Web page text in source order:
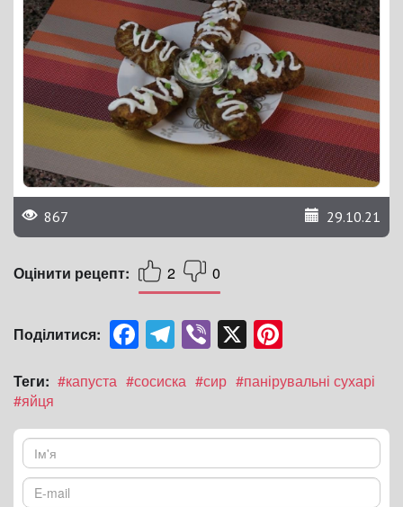
867 29.10.21
Оцінити рецепт: 2 0
Поділитися: FacebookTelegramViber X
Теги: #капуста #сосиска #сир #панірувальні сухарі
#яйця